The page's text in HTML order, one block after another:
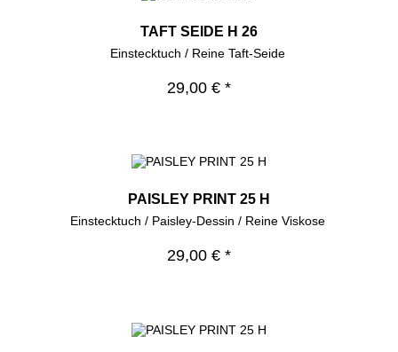
TAFT SEIDE H 26
Einstecktuch / Reine Taft-Seide
29,00 € *
PAISLEY PRINT 25 H
Einstecktuch / Paisley-Dessin / Reine Viskose
29,00 € *